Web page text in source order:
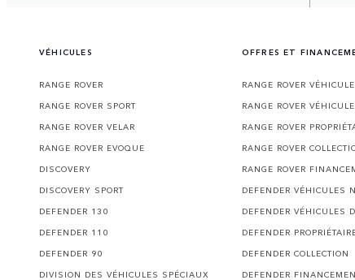
VÉHICULES
RANGE ROVER
RANGE ROVER SPORT
RANGE ROVER VELAR
RANGE ROVER EVOQUE
DISCOVERY
DISCOVERY SPORT
DEFENDER 130
DEFENDER 110
DEFENDER 90
DIVISION DES VÉHICULES SPÉCIAUX
OFFRES ET
RANGE ROVER
RANGE ROVER
RANGE ROVER
RANGE ROVER
RANGE ROVER
DEFENDER VÉHICULES
DEFENDER VÉHICULES
DEFENDER
DEFENDER COLLECTION
DEFENDER